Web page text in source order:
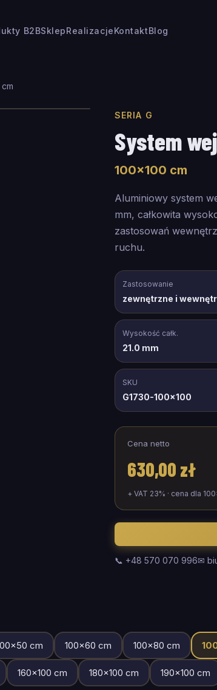
B2BSklepRealizacjeKontaktBlog
cm
SERIA G
System
100×100 cm
Aluminiowy system
mm, całkowita
zastosowań
ruchu.
Zastosowanie
zewnętrzne i
Wysokość całk.
21.0 mm
SKU
G1730-100x100
Cena netto
630,00 zł
+ VAT 23% · cena dla 100
📞 +48 570 070 996✉
×50 cm 100×60 cm 100×80 cm
160×100 cm 180×100 cm 190×100 cm